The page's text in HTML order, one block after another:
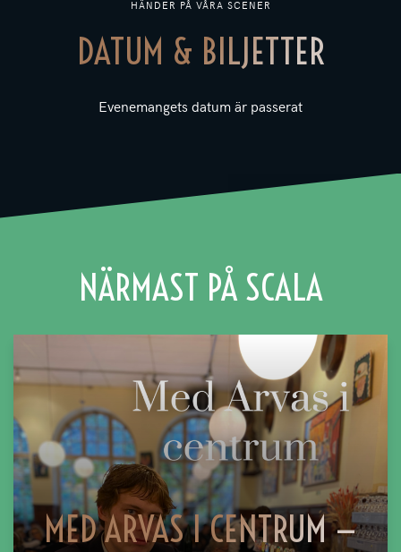
HÄNDER PÅ VÅRA SCENER
DATUM & BILJETTER
Evenemangets datum är passerat
NÄRMAST PÅ SCALA
MED ARVAS I CENTRUM —